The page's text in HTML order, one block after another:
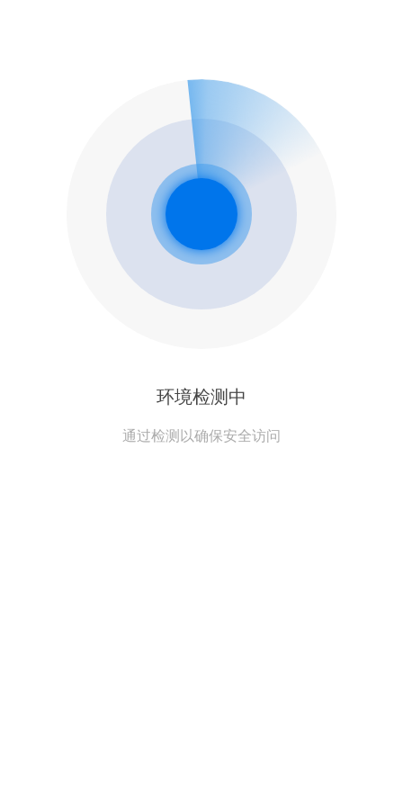
环境检测中
通过检测以确保安全访问